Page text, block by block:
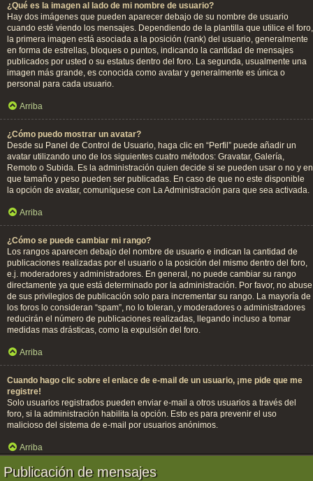
¿Qué es la imagen al lado de mi nombre de usuario?
Hay dos imágenes que pueden aparecer debajo de su nombre de usuario
cuando esté viendo los mensajes. Dependiendo de la plantilla que utilice el foro,
la primera imagen está asociada a la posición (rank) del usuario, generalmente
en forma de estrellas, bloques o puntos, indicando la cantidad de mensajes
publicados por usted o su estatus dentro del foro. La segunda, usualmente una
imagen más grande, es conocida como avatar y generalmente es única o
personal para cada usuario.
Arriba
¿Cómo puedo mostrar un avatar?
Desde su Panel de Control de Usuario, haga clic en “Perfil” puede añadir un
avatar utilizando uno de los siguientes cuatro métodos: Gravatar, Galería,
Remoto o Subida. Es la administración quien decide si se pueden usar o no y en
que tamaño y peso pueden ser publicadas. En caso de que no este disponible
la opción de avatar, comuníquese con La Administración para que sea activada.
Arriba
¿Cómo se puede cambiar mi rango?
Los rangos aparecen debajo del nombre de usuario e indican la cantidad de
publicaciones realizadas por el usuario o la posición del mismo dentro del foro,
e.j. moderadores y administradores. En general, no puede cambiar su rango
directamente ya que está determinado por la administración. Por favor, no abuse
de sus privilegios de publicación solo para incrementar su rango. La mayoría de
los foros lo consideran “spam”, no lo toleran, y moderadores o administradores
reducirán el número de publicaciones realizadas, llegando incluso a tomar
medidas mas drásticas, como la expulsión del foro.
Arriba
Cuando hago clic sobre el enlace de e-mail de un usuario, ¡me pide que me
registre!
Solo usuarios registrados pueden enviar e-mail a otros usuarios a través del
foro, si la administración habilita la opción. Esto es para prevenir el uso
malicioso del sistema de e-mail por usuarios anónimos.
Arriba
Publicación de mensajes